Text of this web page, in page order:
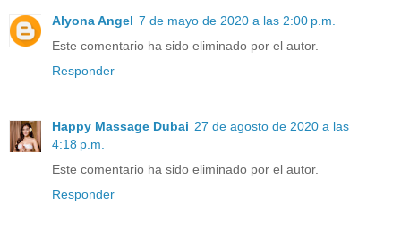
Alyona Angel 7 de mayo de 2020 a las 2:00 p.m.
Este comentario ha sido eliminado por el autor.
Responder
Happy Massage Dubai 27 de agosto de 2020 a las
4:18 p.m.
Este comentario ha sido eliminado por el autor.
Responder